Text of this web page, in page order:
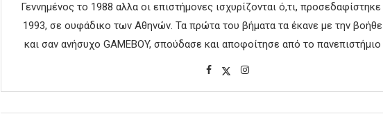
Γεννημένος το 1988 αλλα οι επιστήμονες ισχυρίζονται ό,τι,
1993, σε ουφάδικο των Αθηνών. Τα πρώτα του βήματα τα έκανε με την
και σαν ανήσυχο GAMEBOY, σπούδασε και αποφοίτησε από το πανεπιστήμιο